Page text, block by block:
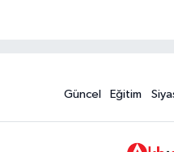
Güncel Eğitim